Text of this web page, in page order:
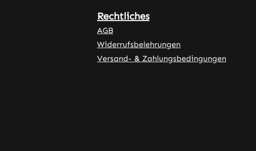
Rechtliches
AGB
Widerrufsbelehrungen
Versand- & Zahlungsbedingungen